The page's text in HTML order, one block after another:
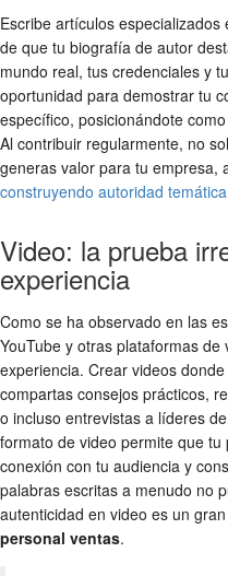
Escribe artículos
de que tu biografía de autor
mundo real, tus credenciales y
oportunidad para demostrar tu
específico, posicionándote
Al contribuir regularmente, no
generas valor para tu empresa,
construyendo autoridad temática
Video: la prueba
experiencia
Como se ha observado en las
YouTube y otras plataformas
experiencia. Crear videos
compartas consejos prácticos,
o incluso entrevistas a líderes
formato de video permite que
conexión con tu audiencia y
palabras escritas a menudo no
autenticidad en video es un
personal ventas.